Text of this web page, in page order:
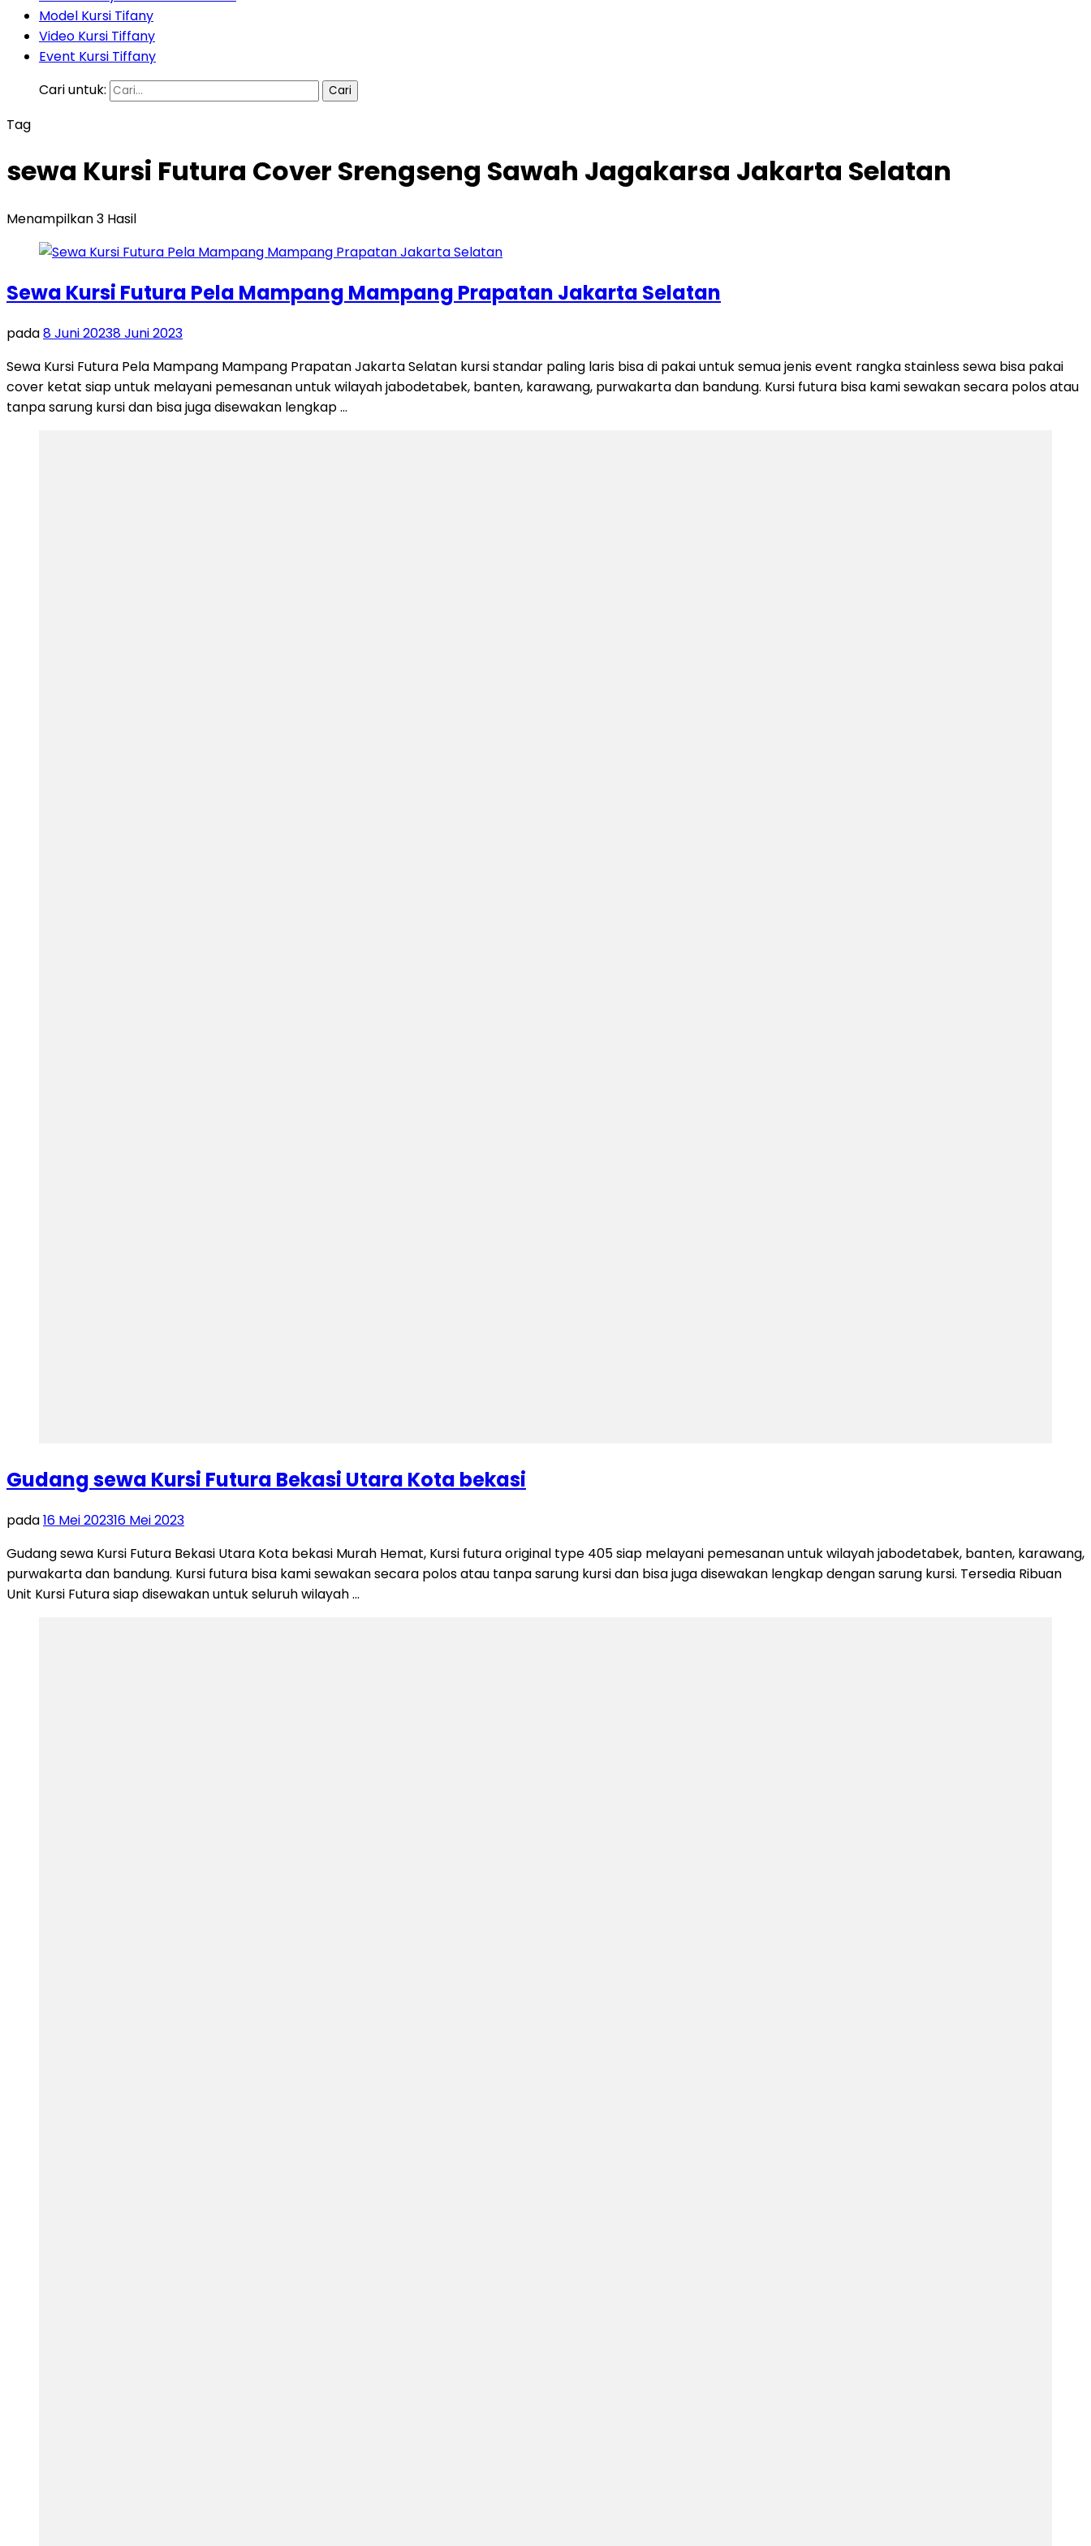
Model Kursi Tifany
Video Kursi Tiffany
Event Kursi Tiffany
Cari untuk:
Tag
sewa Kursi Futura Cover Srengseng Sawah Jagakarsa Jakarta Selatan
Menampilkan 3 Hasil
Sewa Kursi Futura Pela Mampang Mampang Prapatan Jakarta Selatan
pada8 Juni 20238 Juni 2023
Sewa Kursi Futura Pela Mampang Mampang Prapatan Jakarta Selatan kursi standar paling laris bisa di pakai untuk semua jenis event rangka stainless sewa bisa pakai
cover ketat siap untuk melayani pemesanan untuk wilayah jabodetabek, banten, karawang, purwakarta dan bandung. Kursi futura bisa kami sewakan secara polos atau
tanpa sarung kursi dan bisa juga disewakan lengkap …
Gudang sewa Kursi Futura Bekasi Utara Kota bekasi
pada16 Mei 202316 Mei 2023
Gudang sewa Kursi Futura Bekasi Utara Kota bekasi Murah Hemat, Kursi futura original type 405 siap melayani pemesanan untuk wilayah jabodetabek, banten, karawang,
purwakarta dan bandung. Kursi futura bisa kami sewakan secara polos atau tanpa sarung kursi dan bisa juga disewakan lengkap dengan sarung kursi. Tersedia Ribuan
Unit Kursi Futura siap disewakan untuk seluruh wilayah …